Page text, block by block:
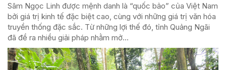
Sâm Ngọc Linh được mệnh danh là “quốc bảo” của Việt Nam
bởi giá trị kinh tế đặc biệt cao, cùng với những giá trị văn hóa
truyền thống đặc sắc. Từ những lợi thế đó, tỉnh Quảng Ngãi
đã đề ra nhiều giải pháp nhằm mở...